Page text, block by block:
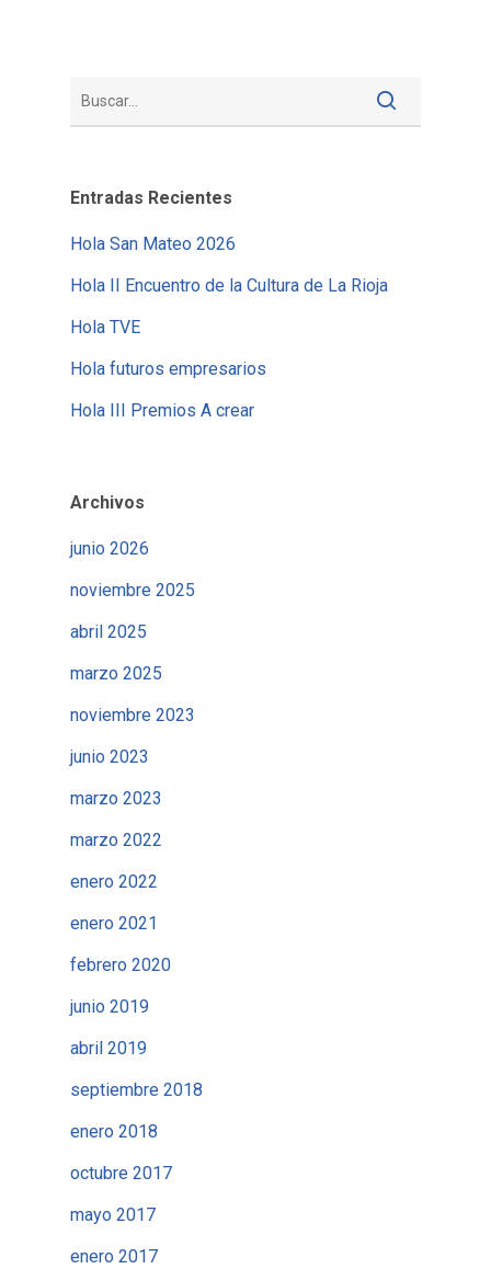
Entradas Recientes
Hola San Mateo 2026
Hola II Encuentro de la Cultura de La Rioja
Hola TVE
Hola futuros empresarios
Hola III Premios A crear
Archivos
junio 2026
noviembre 2025
abril 2025
marzo 2025
noviembre 2023
junio 2023
marzo 2023
marzo 2022
enero 2022
enero 2021
febrero 2020
junio 2019
abril 2019
septiembre 2018
enero 2018
octubre 2017
mayo 2017
enero 2017